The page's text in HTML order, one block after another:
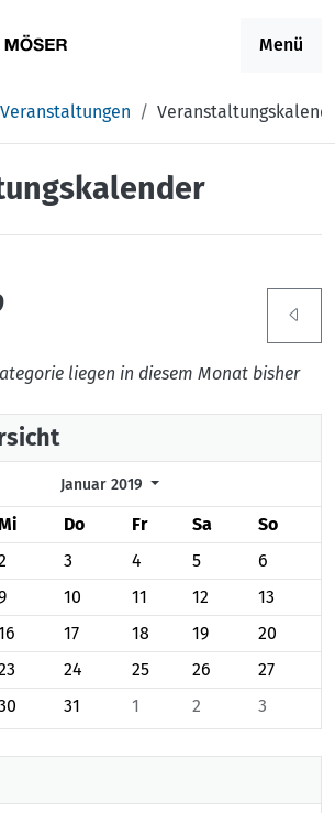
Menü
liegen in diesem Monat bisher
Januar 2019
Do Fr Sa
So
3 4 5
6
10 11 12
13
17 18 19
20
24 25 26
27
31 1 2 3